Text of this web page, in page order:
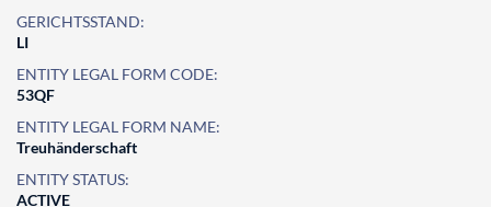
GERICHTSSTAND:
LI
ENTITY LEGAL FORM CODE:
53QF
ENTITY LEGAL FORM NAME:
Treuhänderschaft
ENTITY STATUS:
ACTIVE